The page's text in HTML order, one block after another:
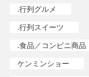
.行列グルメ
.行列スイーツ
.食品／コンビニ商品
ケンミンショー